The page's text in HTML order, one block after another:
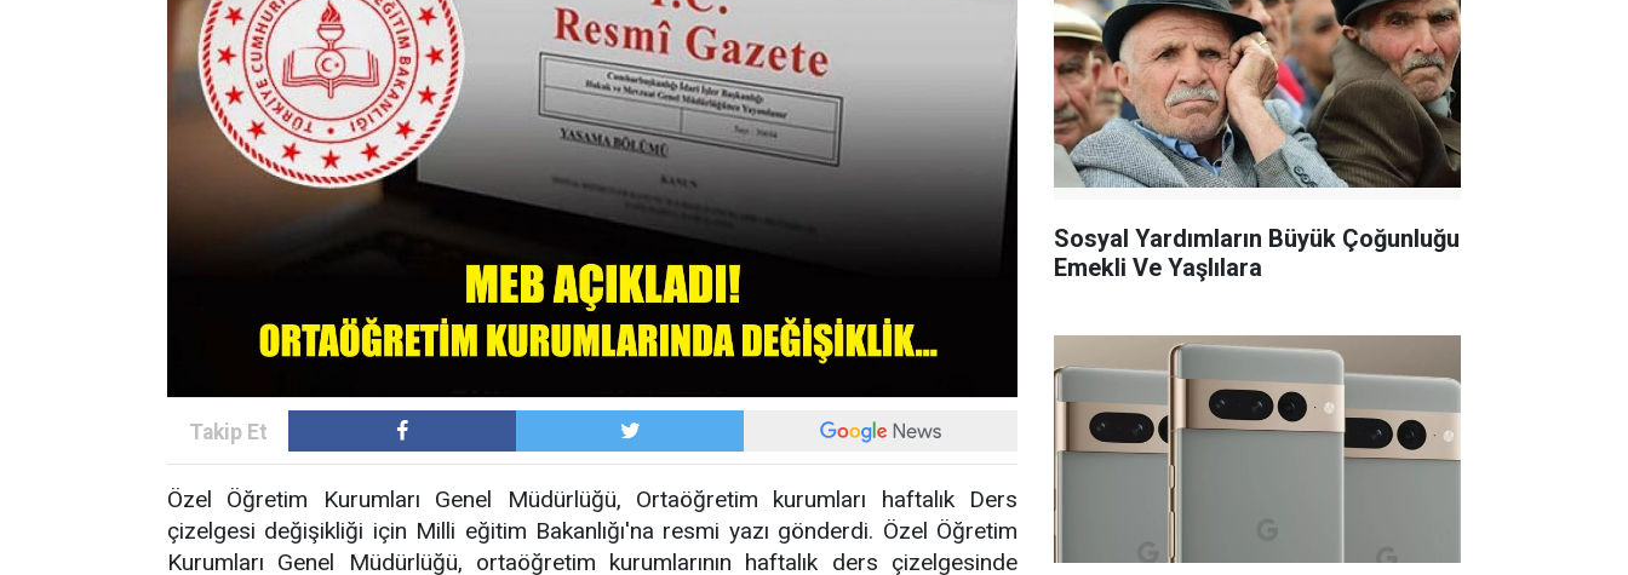
Özel Öğretim Kurumları Genel Müdürlüğü, Ortaöğretim kurumları haftalık Ders
çizelgesi değişikliği için Milli eğitim Bakanlığı'na resmi yazı gönderdi. Özel Öğretim
Kurumları Genel Müdürlüğü, ortaöğretim kurumlarının haftalık ders çizelgesinde
Sosyal Yardımların Büyük Çoğunluğu
Emekli Ve Yaşlılara